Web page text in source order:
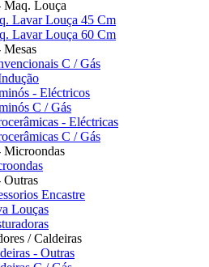
Maq. Louça
Lavar Louça 45 Cm
Lavar Louça 60 Cm
Mesas
C / Gás
- Eléctricos
C / Gás
- Eléctricas
C / Gás
Microondas
Outras
Encastre
Louças
/ Caldeiras
- Outras